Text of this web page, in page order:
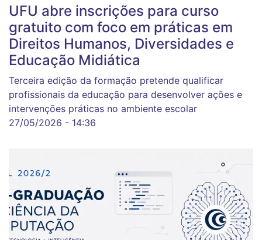
UFU abre inscrições para curso
gratuito com foco em práticas em
Direitos Humanos, Diversidades e
Educação Midiática
Terceira edição da formação pretende qualificar
profissionais da educação para desenvolver ações e
intervenções práticas no ambiente escolar
27/05/2026 - 14:36